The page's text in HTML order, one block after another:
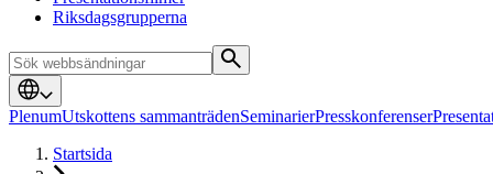
Riksdagsgrupperna
PlenumUtskottens sammanträdenSeminarierPresskonferenser
Startsida